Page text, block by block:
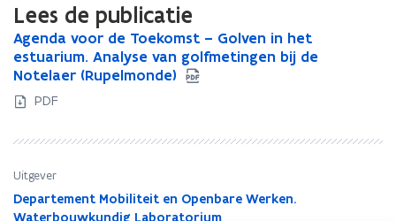
Lees de publicatie
A
g
e
n
d
v
o
r
Agenda voor de Toekomst – Golven in het
estuarium. Analyse van golfmetingen bij de
Notelaer (Rupelmonde)
A
g
e
n
d
v
o
o
r
PDF
Uitgever
Departement Mobiliteit en Openbare Werken.